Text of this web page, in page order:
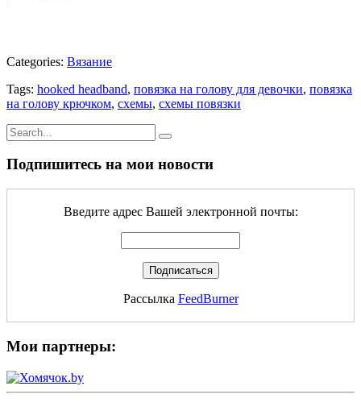
Categories: Вязание
Tags: hooked headband, повязка на голову для девочки, повязка
на голову крючком, схемы, схемы повязки
Подпишитесь на мои новости
Введите адрес Вашей электронной почты:
Рассылка FeedBurner
Мои партнеры: